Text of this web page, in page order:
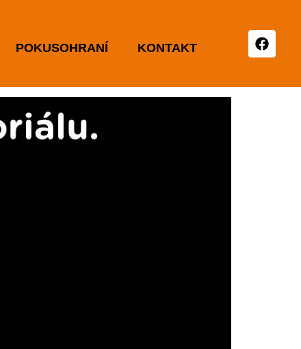
POKUSOHRANÍ KONTAKT